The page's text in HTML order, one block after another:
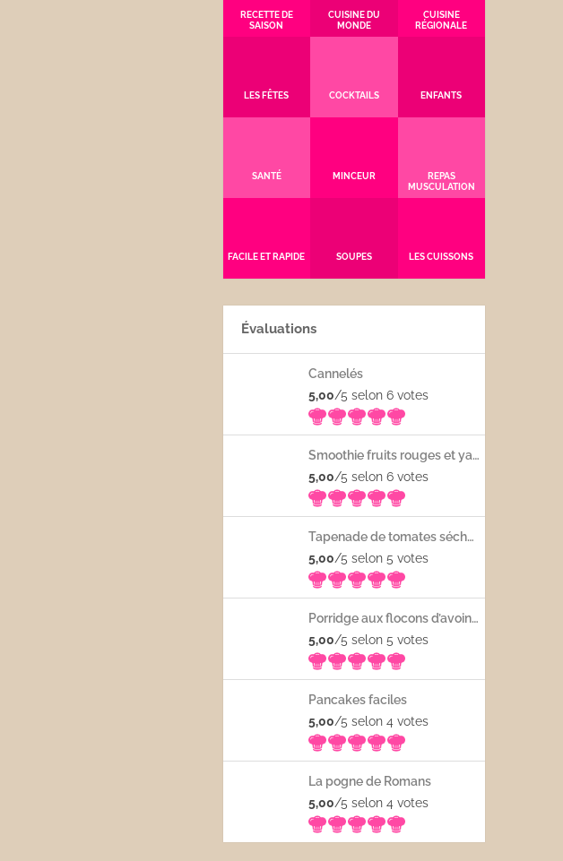
RECETTE DE
SAISON
CUISINE DU
MONDE
CUISINE
RÉGIONALE
LES FÊTES COCKTAILS ENFANTS
SANTÉ MINCEUR
REPAS
MUSCULATION
FACILE ET RAPIDE SOUPES LES CUISSONS
Évaluations
Cannelés
5,00/5 selon 6 votes
Smoothie fruits rouges et yaourt
5,00/5 selon 6 votes
Tapenade de tomates séchées
5,00/5 selon 5 votes
Porridge aux flocons d’avoine avec les fruits frais
5,00/5 selon 5 votes
Pancakes faciles
5,00/5 selon 4 votes
La pogne de Romans
5,00/5 selon 4 votes